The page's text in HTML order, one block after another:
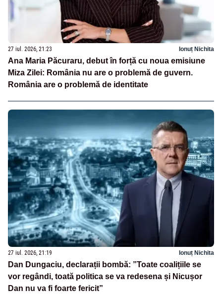
27 iul. 2026, 21:23 Ionuț Nichita
Ana Maria Păcuraru, debut în forță cu noua emisiune
Miza Zilei: România nu are o problemă de guvern.
România are o problemă de identitate
27 iul. 2026, 21:19 Ionuț Nichita
Dan Dungaciu, declarații bombă: ”Toate coalițiile se
vor regândi, toată politica se va redesena și Nicușor
Dan nu va fi foarte fericit”